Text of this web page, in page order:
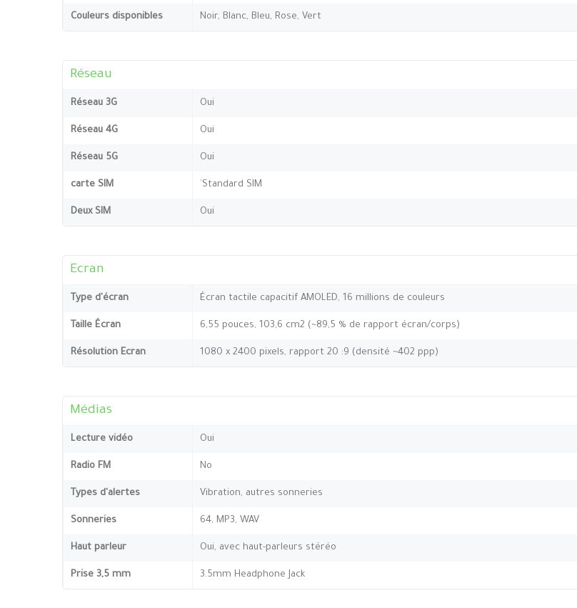
Couleurs disponibles Noir, Blanc, Bleu, Rose, Vert
Réseau
Réseau 3G Oui
Réseau 4G Oui
Réseau 5G Oui
carte SIM `Standard SIM
Deux SIM Oui
Ecran
Type d'écran Écran tactile capacitif AMOLED, 16 millions de couleurs
Taille Écran 6,55 pouces, 103,6 cm2 (~89,5 % de rapport écran/corps)
Résolution Ecran 1080 x 2400 pixels, rapport 20 :9 (densité ~402 ppp)
Médias
Lecture vidéo Oui
Radio FM No
Types d'alertes Vibration, autres sonneries
Sonneries 64, MP3, WAV
Haut parleur Oui, avec haut-parleurs stéréo
Prise 3,5 mm 3.5mm Headphone Jack